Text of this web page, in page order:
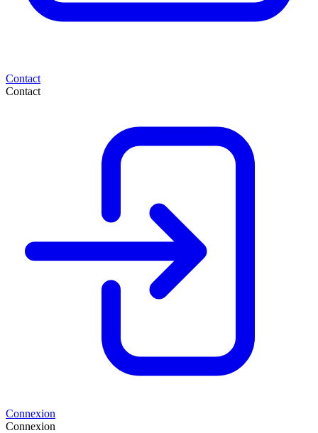
Contact
Contact
Connexion
Connexion